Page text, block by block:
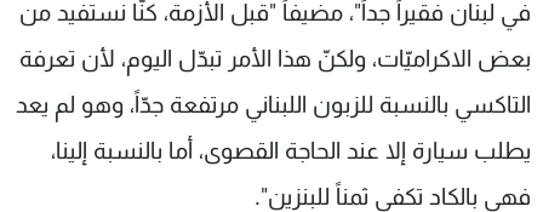
في لبنان فقيراً جداً"، مضيفاً "قبل الأزمة، كنّا نستفيد من
بعض الاكراميّات، ولكنّ هذا الأمر تبدّل اليوم، لأن تعرفة
التاكسي بالنسبة للزبون اللبناني مرتفعة جدّاً، وهو لم يعد
يطلب سيارة إلا عند الحاجة القصوى، أما بالنسبة إلينا،
فهي بالكاد تكفي ثمناً للبنزين".